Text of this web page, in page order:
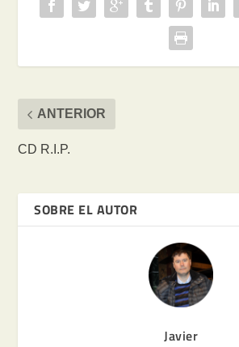
ANTERIOR
CD R.I.P.
SOBRE EL AUTOR
Javier